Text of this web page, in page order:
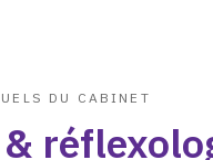
DU CABINET